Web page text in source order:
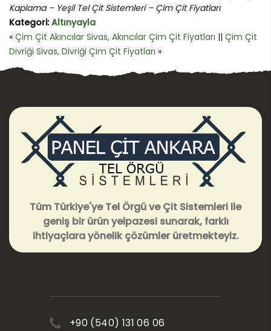
Kaplama – Yeşil Tel Çit Sistemleri – Çim Çit Fiyatları
Kategori:Altınyayla
« Çim Çit Akıncılar Sivas, Akıncılar Çim Çit Fiyatları || Çim Çit
Divriği Sivas, Divriği Çim Çit Fiyatları »
Tüm Türkiye'ye Tel Örgü ve Çit Sistemleri ile
geniş bir ürün yelpazesi sunarak, farklı
ihtiyaçlara yönelik çözümler üretmekteyiz.
+90 (540) 131 06 06